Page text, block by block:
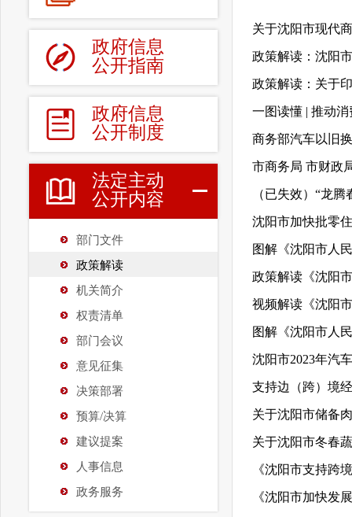
政府信息
公开指南
政府信息
公开制度
法定主动
公开内容
部门文件
政策解读
机关简介
权责清单
部门会议
意见征集
决策部署
预算/决算
建议提案
人事信息
政务服务
关于沈阳市现代
政策解读：沈阳
政策解读：关于
一图读懂 | 推动
商务部汽车以旧
市商务局 市财政
（已失效）“龙
沈阳市加快批零
图解《沈阳市人
政策解读《沈阳
视频解读《沈阳
图解《沈阳市人
沈阳市2023年汽
支持边（跨）境
关于沈阳市储备
关于沈阳市冬春
《沈阳市支持跨
《沈阳市加快发